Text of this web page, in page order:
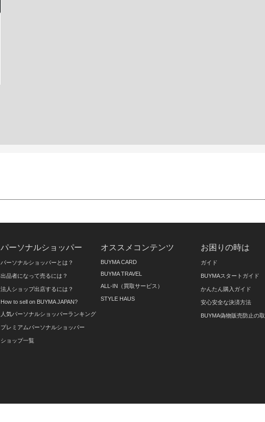
パーソナルショッパー
パーソナルショッパーとは？
出品者になって売るには？
法人ショップ出店するには？
How to sell on BUYMA JAPAN?
人気パーソナルショッパーランキング
プレミアムパーソナルショッパー
ショップ一覧
オススメコンテンツ
BUYMA CARD
BUYMA TRAVEL
ALL-IN（買取サービス）
STYLE HAUS
お困りの時は
ガイド
BUYMAスタートガイド
かんたん購入ガイド
安心安全な決済方法
BUYMA偽物販売防止の